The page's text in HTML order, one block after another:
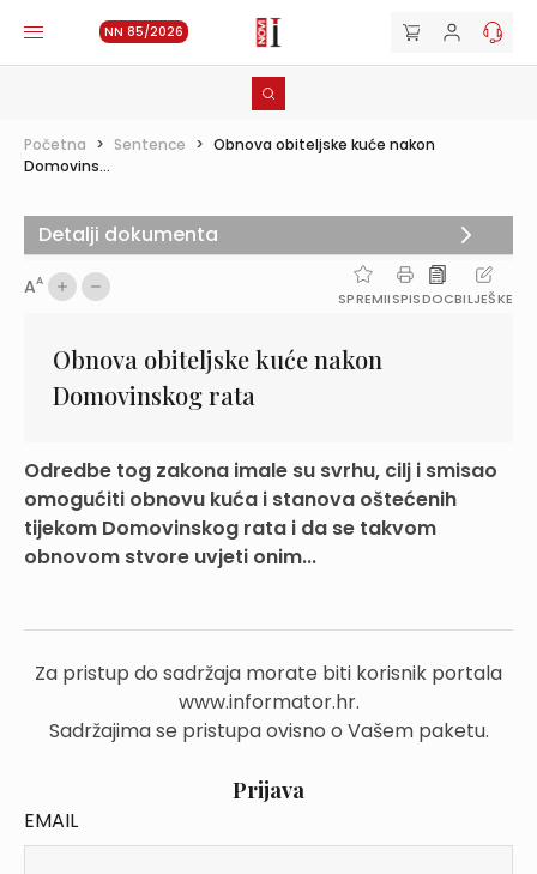
NN 85/2026
Početna > Sentence > Obnova obiteljske kuće nakon
Domovins...
AA
SPREMIISPISDOCBILJEŠKE
Obnova obiteljske kuće nakon
Domovinskog rata
Odredbe tog zakona imale su svrhu, cilj i smisao
omogućiti obnovu kuća i stanova oštećenih
tijekom Domovinskog rata i da se takvom
obnovom stvore uvjeti onim...
Za pristup do sadržaja morate biti korisnik portala
www.informator.hr.
Sadržajima se pristupa ovisno o Vašem paketu.
Prijava
EMAIL
Detalji dokumenta